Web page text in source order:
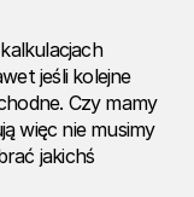
jeśli kolejne
Czy mamy
więc nie musimy
jakichś